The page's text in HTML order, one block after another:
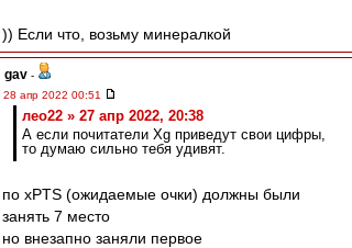
)) Если что, возьму минералкой
gav -
28 апр 2022 00:51
лео22 » 27 апр 2022, 20:38
А если почитатели Xg приведут свои цифры,
то думаю сильно тебя удивят.
по xPTS (ожидаемые очки) должны были
занять 7 место
но внезапно заняли первое